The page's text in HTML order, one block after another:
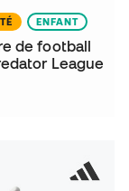
ENFANT
de football
League